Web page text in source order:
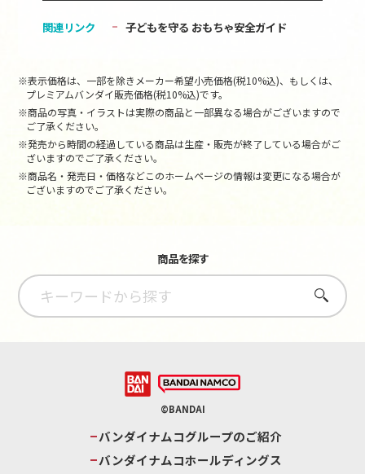
関連リンク 子どもを守る おもちゃ安全ガイド
※表示価格は、一部を除きメーカー希望小売価格(税10%込)、もしくは、
プレミアムバンダイ販売価格(税10%込)です。
※商品の写真・イラストは実際の商品と一部異なる場合がございますので
ご了承ください。
※発売から時間の経過している商品は生産・販売が終了している場合がご
ざいますのでご了承ください。
※商品名・発売日・価格などこのホームページの情報は変更になる場合が
ございますのでご了承ください。
商品を探す
さがす
©BANDAI
バンダイナムコグループのご紹介
バンダイナムコホールディングス